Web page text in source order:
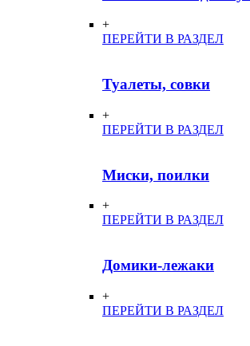
+
ПЕРЕЙТИ В РАЗДЕЛ
Туалеты, совки
+
ПЕРЕЙТИ В РАЗДЕЛ
Миски, поилки
+
ПЕРЕЙТИ В РАЗДЕЛ
Домики-лежаки
+
ПЕРЕЙТИ В РАЗДЕЛ